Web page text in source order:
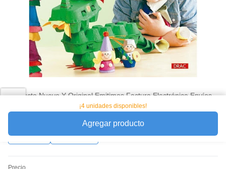
Producto Nuevo Y Original Emitimos Factura Electrónica Envíos
Rápidos A Nivel Nacional Garantía Posventa Servicio Al Cliente
Personalizado
Favorito Compartir
Precio
¡4 unidades disponibles!
Agregar producto